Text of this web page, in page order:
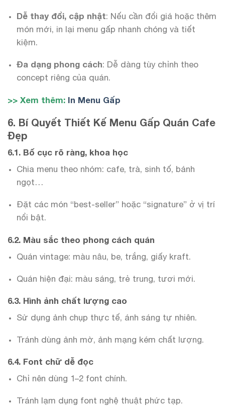
Dễ thay đổi, cập nhật: Nếu cần đổi giá hoặc thêm
món mới, in lại menu gấp nhanh chóng và tiết
kiệm.
Đa dạng phong cách: Dễ dàng tùy chỉnh theo
concept riêng của quán.
>> Xem thêm: In Menu Gấp
6. Bí Quyết Thiết Kế Menu Gấp Quán Cafe
Đẹp
6.1. Bố cục rõ ràng, khoa học
Chia menu theo nhóm: cafe, trà, sinh tố, bánh
ngọt…
Đặt các món “best-seller” hoặc “signature” ở vị trí
nổi bật.
6.2. Màu sắc theo phong cách quán
Quán vintage: màu nâu, be, trắng, giấy kraft.
Quán hiện đại: màu sáng, trẻ trung, tươi mới.
6.3. Hình ảnh chất lượng cao
Sử dụng ảnh chụp thực tế, ánh sáng tự nhiên.
Tránh dùng ảnh mờ, ảnh mạng kém chất lượng.
6.4. Font chữ dễ đọc
Chỉ nên dùng 1–2 font chính.
Tránh lạm dụng font nghệ thuật phức tạp.